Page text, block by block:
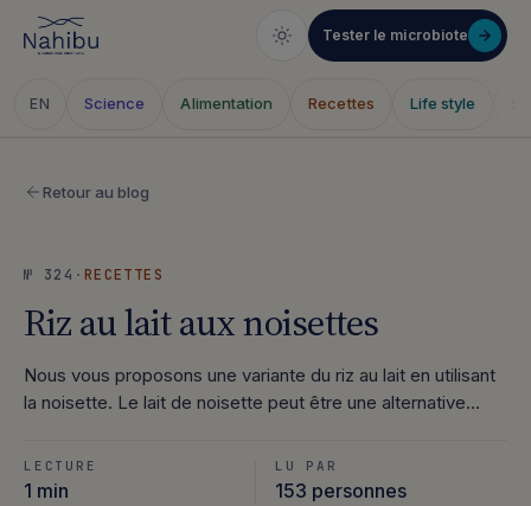
Tester le microbiote
EN Science Alimentation Recettes Life style
Retour au blog
№ 324 · RECETTES
Riz au lait aux noisettes
Nous vous proposons une variante du riz au lait en utilisant
la noisette. Le lait de noisette peut être une alternative…
LECTURE
1 min
LU PAR
153 personnes